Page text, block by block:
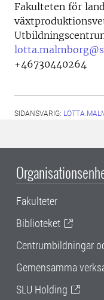
Fakulteten för
+46730440264
SIDANSVARIG:
Fakulteter
Biblioteket
Centrumbildningar
Gemensamma
SLU Holding